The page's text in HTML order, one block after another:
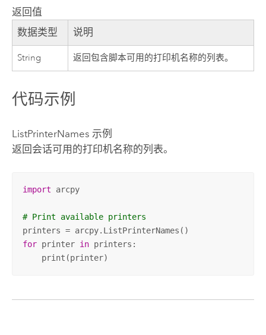
返回值
数据类型 说明
String 返回包含脚本可用的打印机名称的列表。
代码示例
ListPrinterNames 示例
返回会话可用的打印机名称的列表。
import arcpy
# Print available printers
for printer in printers:
    print(printer)